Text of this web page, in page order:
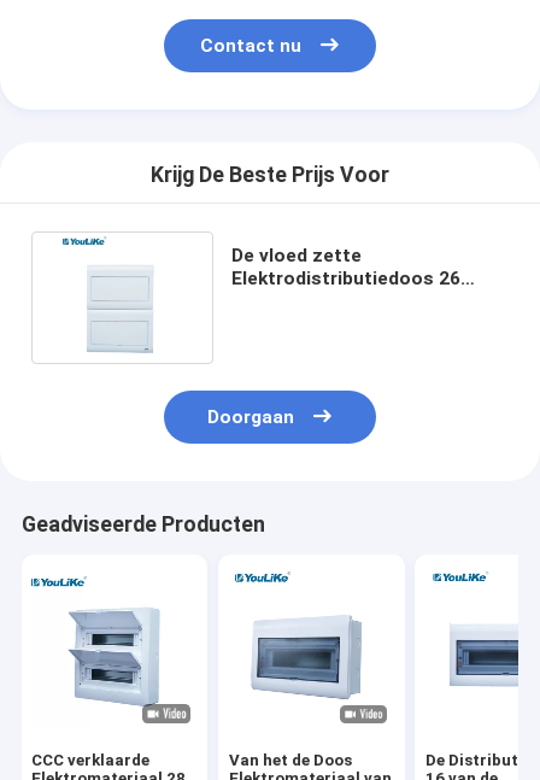
Contact nu
Krijg De Beste Prijs Voor
De vloed zette
Elektrodistributiedoos 26
Doorgaan
Geadviseerde Producten
CCC verklaarde
Van het de Doos
De